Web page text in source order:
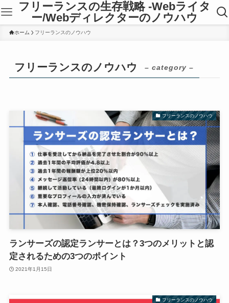
フリーランスの生存戦略 -Webライタ
ー/Webディレクターのノウハウ
ホーム フリーランスのノウハウ
フリーランスのノウハウ – category –
フリーランスのノウハウ
ランサーズの認定ランサーとは？3つのメリットと認
定されるための3つのポイント
2021年1月15日
フリーランスのノウハウ